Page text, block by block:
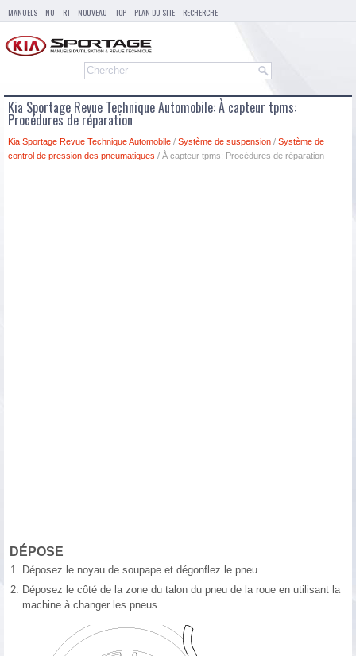
MANUELS NU RT NOUVEAU TOP PLAN DU SITE RECHERCHE
Kia Sportage Revue Technique Automobile: À capteur tpms:
Procédures de réparation
Kia Sportage Revue Technique Automobile / Système de suspension / Système de
control de pression des pneumatiques / À capteur tpms: Procédures de réparation
DÉPOSE
1. Déposez le noyau de soupape et dégonflez le pneu.
2. Déposez le côté de la zone du talon du pneu de la roue en utilisant la
machine à changer les pneus.